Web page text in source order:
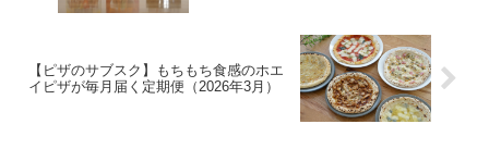
【ピザのサブスク】もちもち食感のホエ
イピザが毎月届く定期便（2026年3月）